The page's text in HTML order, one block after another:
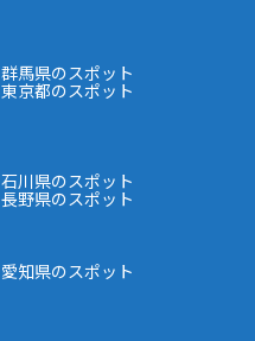
群馬県のスポット
東京都のスポット
石川県のスポット
長野県のスポット
愛知県のスポット